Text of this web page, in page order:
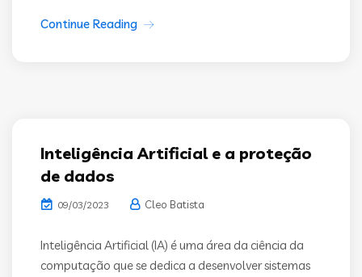
Continue Reading
Inteligência Artificial e a proteção
de dados
09/03/2023 Cleo Batista
Inteligência Artificial (IA) é uma área da ciência da
computação que se dedica a desenvolver sistemas